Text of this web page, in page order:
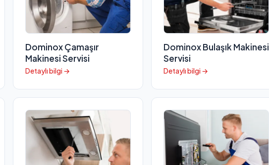
Dominox Çamaşır
Makinesi Servisi
Detaylı bilgi →
Dominox Bulaşık Makinesi
Servisi
Detaylı bilgi →